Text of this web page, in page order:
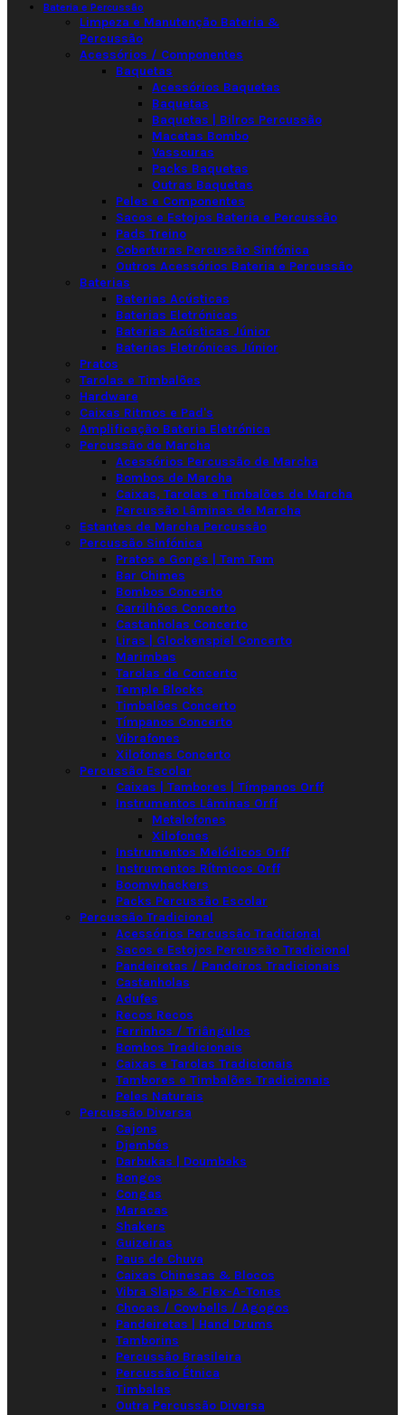
Bateria e Percussão
Limpeza e Manutenção Bateria &
Percussão
Acessórios / Componentes
Baquetas
Acessórios Baquetas
Baquetas
Baquetas | Bilros Percussão
Macetas Bombo
Vassouras
Packs Baquetas
Outras Baquetas
Peles e Componentes
Sacos e Estojos Bateria e Percussão
Pads Treino
Coberturas Percussão Sinfónica
Outros Acessórios Bateria e Percussão
Baterias
Baterias Acústicas
Baterias Eletrónicas
Baterias Acústicas Júnior
Baterias Eletrónicas Júnior
Pratos
Tarolas e Timbalões
Hardware
Caixas Ritmos e Pad's
Amplificação Bateria Eletrónica
Percussão de Marcha
Acessórios Percussão de Marcha
Bombos de Marcha
Caixas, Tarolas e Timbalões de Marcha
Percussão Lâminas de Marcha
Estantes de Marcha Percussão
Percussão Sinfónica
Pratos e Gongs | Tam Tam
Bar Chimes
Bombos Concerto
Carrilhões Concerto
Castanholas Concerto
Liras | Glockenspiel Concerto
Marimbas
Tarolas de Concerto
Temple Blocks
Timbalões Concerto
Tímpanos Concerto
Vibrafones
Xilofones Concerto
Percussão Escolar
Caixas | Tambores | Tímpanos Orff
Instrumentos Lâminas Orff
Metalofones
Xilofones
Instrumentos Melódicos Orff
Instrumentos Rítmicos Orff
Boomwhackers
Packs Percussão Escolar
Percussão Tradicional
Acessórios Percussão Tradicional
Sacos e Estojos Percussão Tradicional
Pandeiretas / Pandeiros Tradicionais
Castanholas
Adufes
Recos Recos
Ferrinhos / Triângulos
Bombos Tradicionais
Caixas e Tarolas Tradicionais
Tambores e Timbalões Tradicionais
Peles Naturais
Percussão Diversa
Cajons
Djembés
Darbukas | Doumbeks
Bongos
Congas
Maracas
Shakers
Guizeiras
Paus de Chuva
Caixas Chinesas & Blocos
Vibra Slaps & Flex-A-Tones
Chocas / Cowbells / Agogos
Pandeiretas | Hand Drums
Tamborins
Percussão Brasileira
Percussão Étnica
Timbalas
Outra Percussão Diversa